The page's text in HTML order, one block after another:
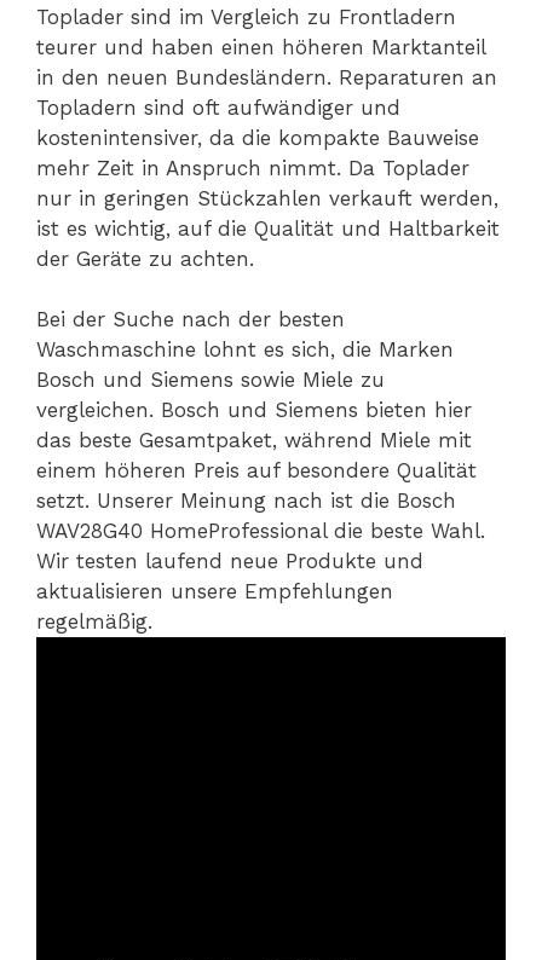
Toplader sind im Vergleich zu Frontladern
teurer und haben einen höheren Marktanteil
in den neuen Bundesländern. Reparaturen an
Topladern sind oft aufwändiger und
kostenintensiver, da die kompakte Bauweise
mehr Zeit in Anspruch nimmt. Da Toplader
nur in geringen Stückzahlen verkauft werden,
ist es wichtig, auf die Qualität und Haltbarkeit
der Geräte zu achten.
Bei der Suche nach der besten
Waschmaschine lohnt es sich, die Marken
Bosch und Siemens sowie Miele zu
vergleichen. Bosch und Siemens bieten hier
das beste Gesamtpaket, während Miele mit
einem höheren Preis auf besondere Qualität
setzt. Unserer Meinung nach ist die Bosch
WAV28G40 HomeProfessional die beste Wahl.
Wir testen laufend neue Produkte und
aktualisieren unsere Empfehlungen
regelmäßig.